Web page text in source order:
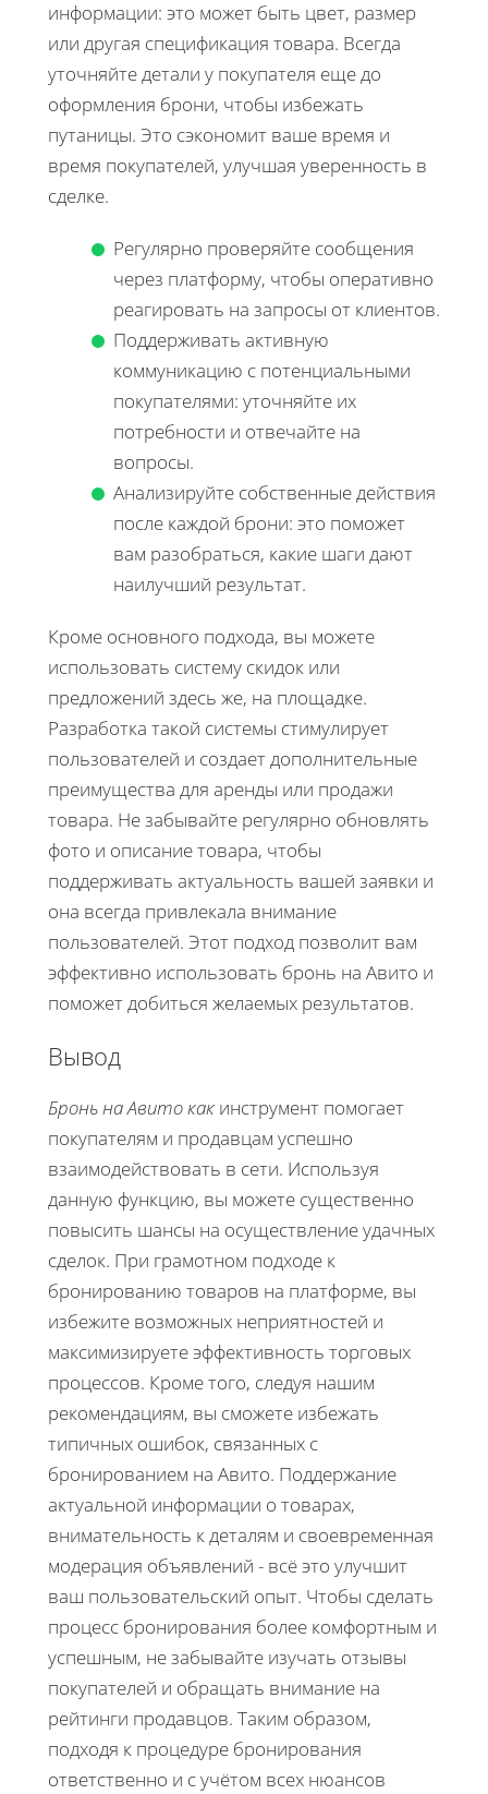
информации: это может быть цвет, размер
или другая спецификация товара. Всегда
уточняйте детали у покупателя еще до
оформления брони, чтобы избежать
путаницы. Это сэкономит ваше время и
время покупателей, улучшая уверенность в
сделке.
Регулярно проверяйте сообщения
через платформу, чтобы оперативно
реагировать на запросы от клиентов.
Поддерживать активную
коммуникацию с потенциальными
покупателями: уточняйте их
потребности и отвечайте на
вопросы.
Анализируйте собственные действия
после каждой брони: это поможет
вам разобраться, какие шаги дают
наилучший результат.
Кроме основного подхода, вы можете
использовать систему скидок или
предложений здесь же, на площадке.
Разработка такой системы стимулирует
пользователей и создает дополнительные
преимущества для аренды или продажи
товара. Не забывайте регулярно обновлять
фото и описание товара, чтобы
поддерживать актуальность вашей заявки и
она всегда привлекала внимание
пользователей. Этот подход позволит вам
эффективно использовать бронь на Авито и
поможет добиться желаемых результатов.
Вывод
Бронь на Авито как инструмент помогает
покупателям и продавцам успешно
взаимодействовать в сети. Используя
данную функцию, вы можете существенно
повысить шансы на осуществление удачных
сделок. При грамотном подходе к
бронированию товаров на платформе, вы
избежите возможных неприятностей и
максимизируете эффективность торговых
процессов. Кроме того, следуя нашим
рекомендациям, вы сможете избежать
типичных ошибок, связанных с
бронированием на Авито. Поддержание
актуальной информации о товарах,
внимательность к деталям и своевременная
модерация объявлений - всё это улучшит
ваш пользовательский опыт. Чтобы сделать
процесс бронирования более комфортным и
успешным, не забывайте изучать отзывы
покупателей и обращать внимание на
рейтинги продавцов. Таким образом,
подходя к процедуре бронирования
ответственно и с учётом всех нюансов